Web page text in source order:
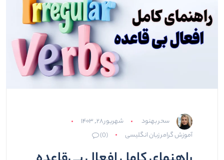
سحر بهنود
شهریور ۲۸, ۱۴۰۳
آموزش گرامر زبان انگلیسی
(0)